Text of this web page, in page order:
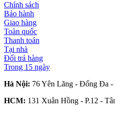
Chính sách
Bảo hành
Giao hàng
Toàn quốc
Thanh toán
Tại nhà
Đổi trả hàng
Trong 15 ngày
Hà Nội: 76 Yên Lãng - Đống Đa
HCM: 131 Xuân Hồng - P.12 -